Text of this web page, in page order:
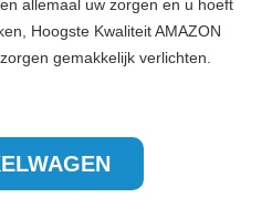
allemaal uw zorgen en u hoeft
Hoogste Kwaliteit AMAZON
gemakkelijk verlichten.